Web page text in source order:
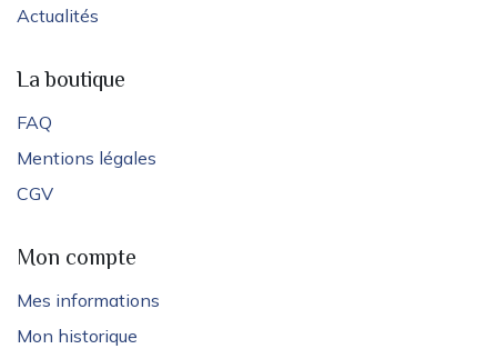
Actualités
La boutique
FAQ
Mentions légales
CGV
Mon compte
Mes informations
Mon historique